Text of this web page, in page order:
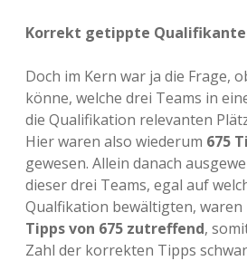
Korrekt getippte
Doch im Kern war ja die Frage,
könne, welche drei Teams in
die Qualifikation relevanten
Hier waren also wiederum 675
gewesen. Allein danach
dieser drei Teams, egal auf
Qualfikation bewältigten,
Tipps von 675 zutreffend,
Zahl der korrekten Tipps